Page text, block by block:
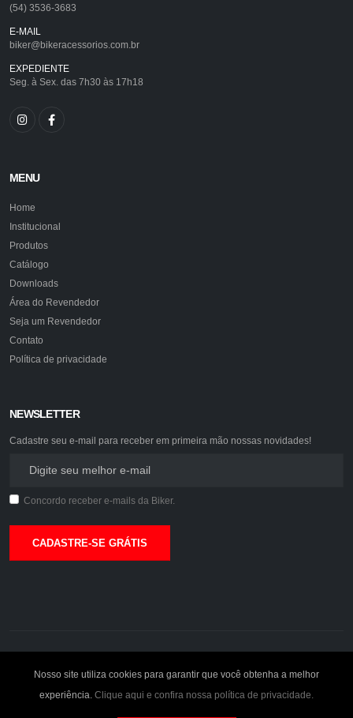
(54) 3536-3683
E-MAIL
biker@bikeracessorios.com.br
EXPEDIENTE
Seg. à Sex. das 7h30 às 17h18
MENU
Home
Institucional
Produtos
Catálogo
Downloads
Área do Revendedor
Seja um Revendedor
Contato
Política de privacidade
NEWSLETTER
Cadastre seu e-mail para receber em primeira mão nossas novidades!
Concordo receber e-mails da Biker.
CADASTRE-SE GRÁTIS
Nosso site utiliza cookies para garantir que você obtenha a melhor
experiência. Clique aqui e confira nossa política de privacidade.